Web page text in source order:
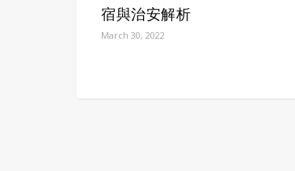
宿與治安解析
March 30, 2022